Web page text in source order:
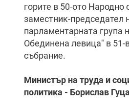
горите в 50-ото Народно
заместник-председател
парламентарната група
Обединена левица" в 51-
събрание.
Министър на труда и
политика - Борислав